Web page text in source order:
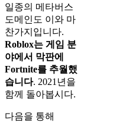
일종의 메타버스
도메인도 이와 마
찬가지입니다.
Roblox는 게임 분
야에서 막판에
Fortnite를 추월했
습니다. 2021년을
함께 돌아봅시다.
다음을 통해